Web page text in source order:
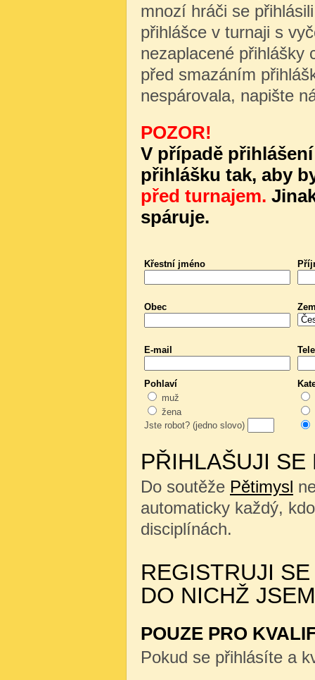
mnozí hráči se
přihlášce v turnaji s
nezaplacené přihlášky
před smazáním
nespárovala, napište
POZOR!
V případě
přihlášku tak, aby
před turnajem.
spáruje.
Křestní jméno
Obec
E-mail
Pohlaví
muž
žena
Jste robot? (jedno slovo)
PŘIHLAŠUJI
Do soutěže Pětimysl
automaticky každý,
disciplínách.
REGISTRUJI
DO NICHŽ
POUZE PRO
Pokud se přihlásíte a